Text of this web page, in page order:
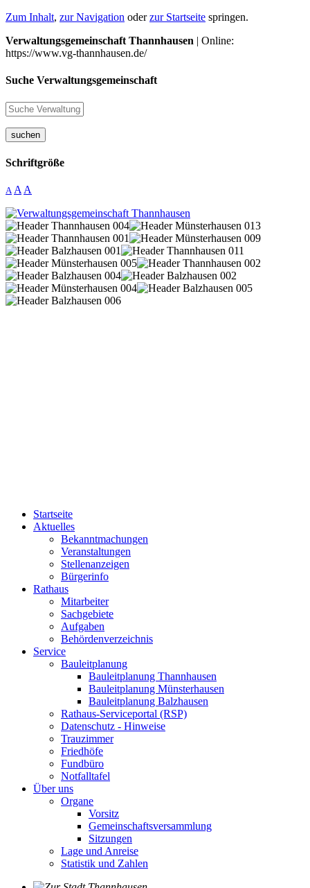
Zum Inhalt, zur Navigation oderzur Startseite springen.
Verwaltungsgemeinschaft Thannhausen | Online:
https://www.vg-thannhausen.de/
Suche Verwaltungsgemeinschaft
suchen
Schriftgröße
A A A
Startseite
Aktuelles
Bekanntmachungen
Veranstaltungen
Stellenanzeigen
Bürgerinfo
Rathaus
Mitarbeiter
Sachgebiete
Aufgaben
Behördenverzeichnis
Service
Bauleitplanung
Bauleitplanung Thannhausen
Bauleitplanung Münsterhausen
Bauleitplanung Balzhausen
Rathaus-Serviceportal (RSP)
Datenschutz - Hinweise
Trauzimmer
Friedhöfe
Fundbüro
Notfalltafel
Über uns
Organe
Vorsitz
Gemeinschaftsversammlung
Sitzungen
Lage und Anreise
Statistik und Zahlen